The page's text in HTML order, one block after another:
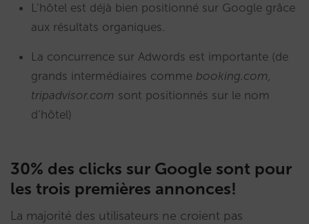
L’hôtel est déjà bien positionné sur Google grâce
aux résultats organiques.
La concurrence sur Adwords est importante (de
grands intermédiaires comme booking.com,
tripadvisor.com sont positionnés sur le nom
d’hôtel)
30% des clicks sur Google sont pour
les trois premières annonces!
La majorité des utilisateurs ne croient pas